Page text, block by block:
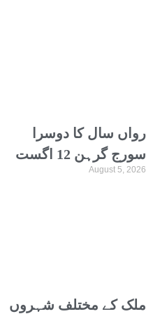
رواں سال کا دوسرا
سورج گرہن 12 اگست
کو ہوگا، کیا پاکستان
August 5, 2026
ملک کے مختلف شہروں